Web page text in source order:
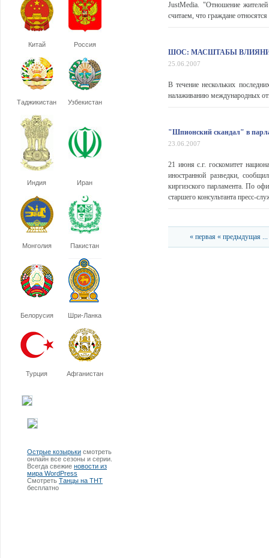
Китай Россия
Таджикистан Узбекистан
Индия Иран
Монголия Пакистан
Белорусия Шри-Ланка
Турция Афганистан
Острые козырьки смотреть
онлайн все сезоны и серии.
Всегда свежие новости из
мира WordPress
Смотреть Танцы на ТНТ
бесплатно
JustMedia. "Отношение
считаем, что граждане
ШОС: МАСШТАБЫ
25.06.2007
В течение нескольких
налаживанию международных
"Шпионский скандал" в
23.06.2007
21 июня с.г. госкомитет
иностранной разведки,
киргизского парламента. По
старшего консультанта пресс-
« первая « предыдущая ...